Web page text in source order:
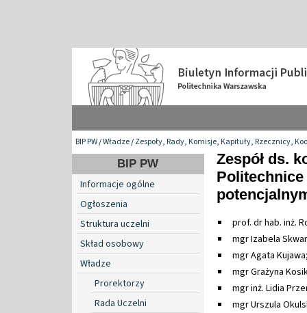
BIP PW/Władze/Zespoły, Rady, Komisje, Kapituły, Rzecznicy,
BIP PW
Informacje ogólne
Ogłoszenia
Struktura uczelni
Skład osobowy
Władze
Prorektorzy
Rada Uczelni
Zespół ds.
prof. dr hab. inż.
mgr Izabela
mgr Agata
mgr Grażyna
mgr inż. Lidia
mgr Urszula